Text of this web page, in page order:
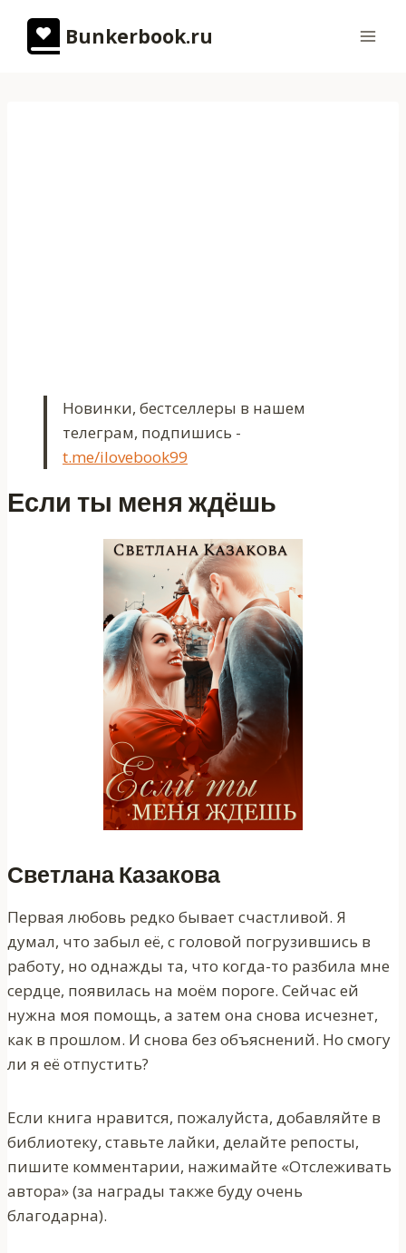
содержимому
Bunkerbook.ru
Новинки, бестселлеры в нашем
телеграм, подпишись -
t.me/ilovebook99
Если ты меня ждёшь
Светлана Казакова
Первая любовь редко бывает счастливой. Я
думал, что забыл её, с головой погрузившись в
работу, но однажды та, что когда-то разбила мне
сердце, появилась на моём пороге. Сейчас ей
нужна моя помощь, а затем она снова исчезнет,
как в прошлом. И снова без объяснений. Но смогу
ли я её отпустить?
Если книга нравится, пожалуйста, добавляйте в
библиотеку, ставьте лайки, делайте репосты,
пишите комментарии, нажимайте «Отслеживать
автора» (за награды также буду очень
благодарна).